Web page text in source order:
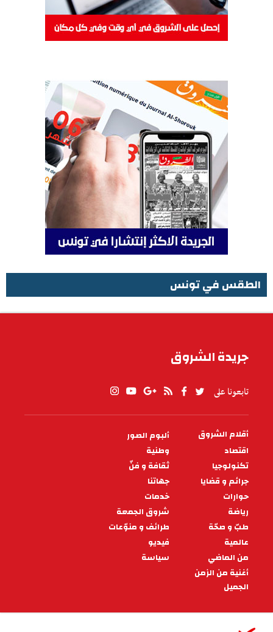
الطقس في تونس
جريدة الشروق
تابعونا على
PIED
DE
PAGE
أقلام الشروق
ألبوم الصور
اقتصاد
وطنية
تكنولوجيا
ثقافة و فنّ
جرائم و قضايا
جهاتنا
حوارات
خدمات
رياضة
شروق الجمعة
طبّ و صحّة
طرائف و منوّعات
عالمية
فيديو
من الماضي
سياسة
أغنية من الزمن
الجميل